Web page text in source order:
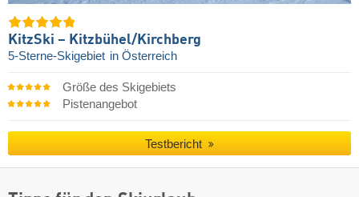
KitzSki – Kitzbühel/​Kirchberg
5-Sterne-Skigebiet in Österreich
Größe des Skigebiets
Pistenangebot
Testbericht